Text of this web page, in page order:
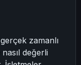
zamanlı
değerli